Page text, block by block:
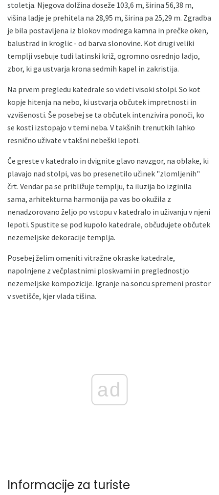
stoletja. Njegova dolžina doseže 103,6 m, širina 56,38 m,
višina ladje je prehitela na 28,95 m, širina pa 25,29 m. Zgradba
je bila postavljena iz blokov modrega kamna in prečke oken,
balustrad in kroglic - od barva slonovine. Kot drugi veliki
templji vsebuje tudi latinski križ, ogromno osrednjo ladjo,
zbor, ki ga ustvarja krona sedmih kapel in zakristija.
Na prvem pregledu katedrale so videti visoki stolpi. So kot
kopje hitenja na nebo, ki ustvarja občutek impretnosti in
vzvišenosti. Še posebej se ta občutek intenzivira ponoči, ko
se kosti izstopajo v temi neba. V takšnih trenutkih lahko
resnično uživate v takšni nebeški lepoti.
Če greste v katedralo in dvignite glavo navzgor, na oblake, ki
plavajo nad stolpi, vas bo presenetilo učinek "zlomljenih"
črt. Vendar pa se približuje templju, ta iluzija bo izginila
sama, arhitekturna harmonija pa vas bo okužila z
nenadzorovano željo po vstopu v katedralo in uživanju v njeni
lepoti. Spustite se pod kupolo katedrale, občudujete občutek
nezemeljske dekoracije templja.
Posebej želim omeniti vitražne okraske katedrale,
napolnjene z večplastnimi ploskvami in preglednostjo
nezemeljske kompozicije. Igranje na soncu spremeni prostor
v svetišče, kjer vlada tišina.
ad
Informacije za turiste